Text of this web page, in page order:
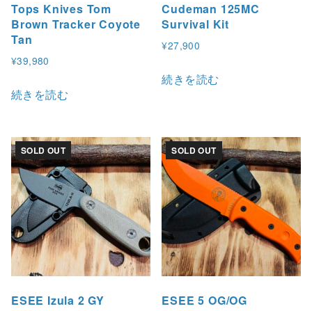
Tops Knives Tom
Brown Tracker Coyote
Tan
¥39,980
続きを読む
Cudeman 125MC
Survival Kit
¥27,900
続きを読む
SOLD OUT
ESEE Izula 2 GY
SOLD OUT
ESEE 5 OG/OG